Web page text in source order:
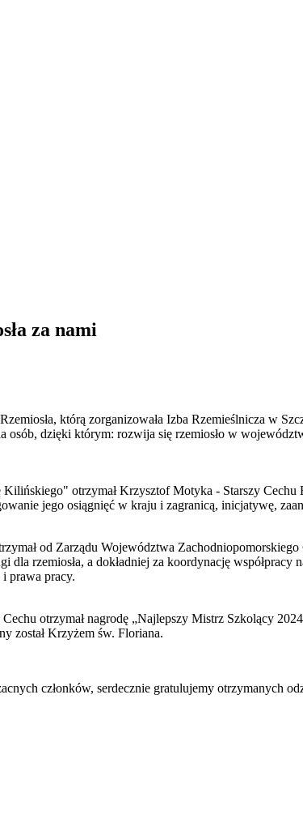
za nami
którą zorganizowała Izba Rzemieślnicza w
osób, dzięki którym: rozwija się rzemiosło w
otrzymał Krzysztof Motyka - Starszy
jego osiągnięć w kraju i zagranicą, inicjatywę,
od Zarządu Województwa
dla rzemiosła, a dokładniej za koordynację
prawa pracy.
otrzymał nagrodę „Najlepszy Mistrz Szkolący
został Krzyżem św. Floriana.
członków, serdecznie gratulujemy otrzymanych